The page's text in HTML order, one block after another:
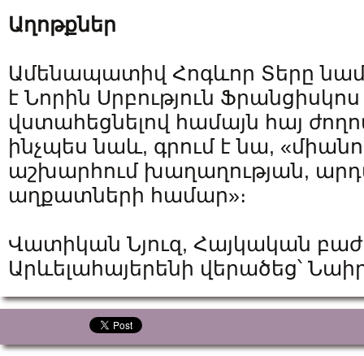
Աղոթքներ
Ամենապատիվ Հոգևոր Տերը
է Նորին Սրբություն
վստահեցնելով համայն հայ
ինչպես նաև, գրում է նա,
աշխարհում խաղաղության,
աղքատների համար»։
Վատիկան Նյուզ, Հայկական
Արևելահայերենի վերածեց՝